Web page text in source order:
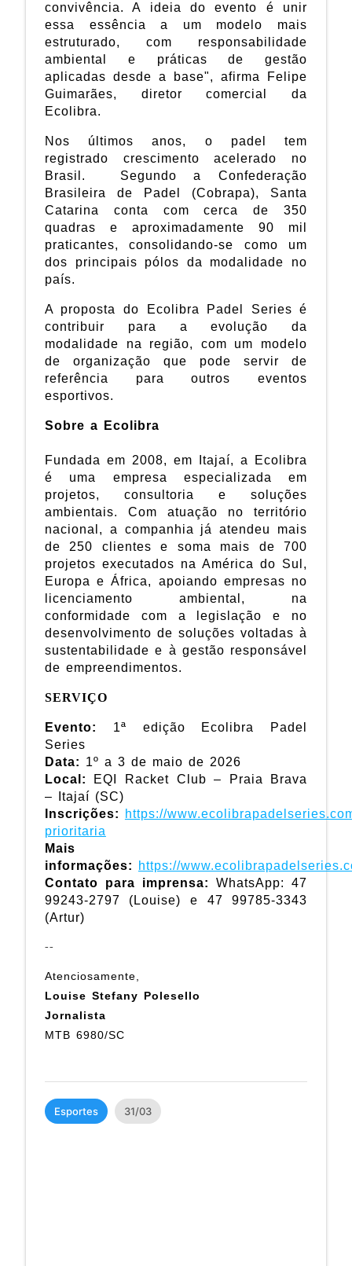
convivência. A ideia do evento é unir
essa essência a um modelo mais
estruturado, com responsabilidade
ambiental e práticas de gestão
aplicadas desde a base", afirma Felipe
Guimarães, diretor comercial da
Ecolibra.
Nos últimos anos, o padel tem
registrado crescimento acelerado no
Brasil. Segundo a Confederação
Brasileira de Padel (Cobrapa), Santa
Catarina conta com cerca de 350
quadras e aproximadamente 90 mil
praticantes, consolidando-se como um
dos principais pólos da modalidade no
país.
A proposta do Ecolibra Padel Series é
contribuir para a evolução da
modalidade na região, com um modelo
de organização que pode servir de
referência para outros eventos
esportivos.
Sobre a Ecolibra
Fundada em 2008, em Itajaí, a Ecolibra
é uma empresa especializada em
projetos, consultoria e soluções
ambientais. Com atuação no território
nacional, a companhia já atendeu mais
de 250 clientes e soma mais de 700
projetos executados na América do Sul,
Europa e África, apoiando empresas no
licenciamento ambiental, na
conformidade com a legislação e no
desenvolvimento de soluções voltadas à
sustentabilidade e à gestão responsável
de empreendimentos.
SERVIÇO
Evento:
1ª edição Ecolibra Padel
Series
Data: 1º a 3 de maio de 2026
Local:
EQI Racket Club – Praia Brava
– Itajaí (SC)
Inscrições:
https://
prioritaria
Mais
informações:
https://
Contato para imprensa:WhatsApp: 47
99243-2797 (Louise) e 47 99785-3343
(Artur)
--
Atenciosamente,
Louise Stefany Polesello
Jornalista
MTB 6980/SC
Esportes 31/03